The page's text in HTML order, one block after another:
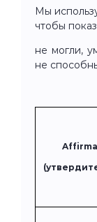
Мы
чтобы
не могли,
не